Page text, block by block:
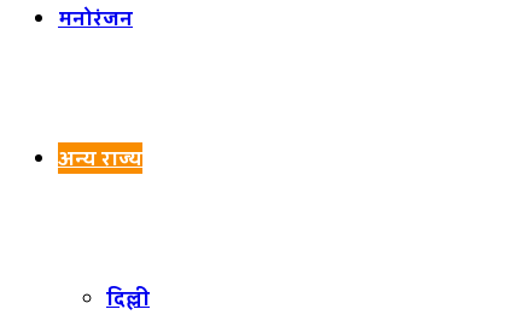
मनोरंजन
अन्य राज्य
दिल्ली